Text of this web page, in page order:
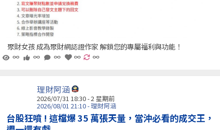
聚財女孩 成為聚財網認證作家 解鎖您的專屬福利與功能！
∞
∞ ∞ ∞ ∞
理財阿涵
2026/07/31 18:30 - 2 星期前
2026/08/01 21:10 - 理財阿涵
台股狂噴 ! 這檔爆 35 萬張天量，當沖必看的成交王，